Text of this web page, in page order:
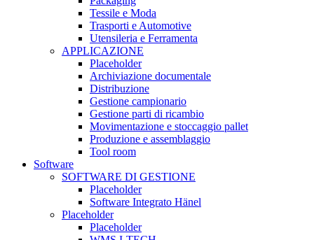
Tessile e Moda
Trasporti e Automotive
Utensileria e Ferramenta
APPLICAZIONE
Placeholder
Archiviazione documentale
Distribuzione
Gestione campionario
Gestione parti di ricambio
Movimentazione e stoccaggio pallet
Produzione e assemblaggio
Tool room
Software
SOFTWARE DI GESTIONE
Placeholder
Software Integrato Hänel
Placeholder
Placeholder